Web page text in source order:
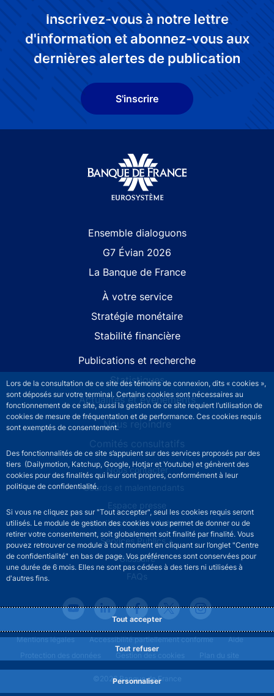
Lors de la consultation de ce site des témoins de connexion, dits « cookies »,
sont déposés sur votre terminal. Certains cookies sont nécessaires au
fonctionnement de ce site, aussi la gestion de ce site requiert l’utilisation de
cookies de mesure de fréquentation et de performance. Ces cookies requis
sont exemptés de consentement.
Des fonctionnalités de ce site s’appuient sur des services proposés par des
tiers (Dailymotion, Katchup, Google, Hotjar et Youtube) et génèrent des
cookies pour des finalités qui leur sont propres, conformément à leur
politique de confidentialité.
Si vous ne cliquez pas sur "Tout accepter", seul les cookies requis seront
utilisés. Le module de gestion des cookies vous permet de donner ou de
retirer votre consentement, soit globalement soit finalité par finalité. Vous
pouvez retrouver ce module à tout moment en cliquant sur l’onglet "Centre
de confidentialité" en bas de page. Vos préférences sont conservées pour
une durée de 6 mois. Elles ne sont pas cédées à des tiers ni utilisées à
d'autres fins.
Tout accepter
Tout refuser
Personnaliser
Inscrivez-vous à notre lettre
d'information et abonnez-vous aux
dernières alertes de publication
S'inscrire
Ensemble dialoguons
G7 Évian 2026
La Banque de France
À votre service
Stratégie monétaire
Stabilité financière
Publications et recherche
Statistiques
Actualités et événements
Nous rejoindre
Comités consultatifs
Footer secondary menuNous contacter
Sourds et malentendants
Espace presse
La direction des Achats
Services Publics +
Glossaire
FAQs
©2026 Banque de France
Footer legal notice menu
Mentions légales Accessibilité partiellement conforme
Aide
Protection des données
Gestion des cookies Plan du site